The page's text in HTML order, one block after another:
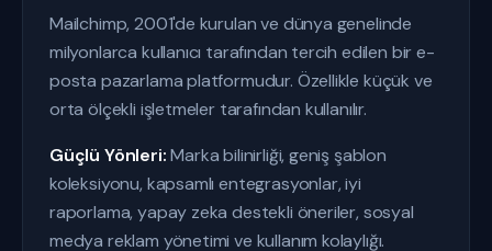
Mailchimp, 2001'de kurulan ve dünya genelinde
milyonlarca kullanıcı tarafından tercih edilen bir e-
posta pazarlama platformudur. Özellikle küçük ve
orta ölçekli işletmeler tarafından kullanılır.
Güçlü Yönleri:Marka bilinirliği, geniş şablon
koleksiyonu, kapsamlı entegrasyonlar, iyi
raporlama, yapay zeka destekli öneriler, sosyal
medya reklam yönetimi ve kullanım kolaylığı.